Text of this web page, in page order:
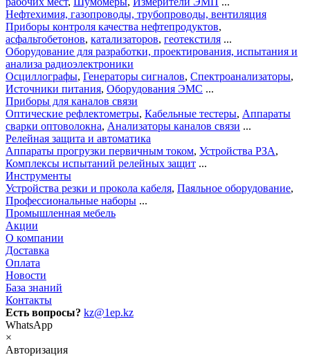
Нефтехимия, газопроводы, трубопроводы, вентиляция
Приборы контроля качества нефтепродуктов,
асфальтобетонов, катализаторов, геотекстиля ...
Оборудование для разработки, проектирования, испытания и
анализа радиоэлектроники
Осциллографы, Генераторы сигналов, Спектроанализаторы,
Источники питания, Оборудования ЭМС ...
Приборы для каналов связи
Оптические рефлектометры, Кабельные тестеры, Аппараты
сварки оптоволокна, Анализаторы каналов связи ...
Релейная защита и автоматика
Аппараты прогрузки первичным током, Устройства РЗА,
Комплексы испытаний релейных защит ...
Инструменты
Устройства резки и прокола кабеля, Паяльное оборудование,
Профессиональные наборы ...
Промышленная мебель
Акции
О компании
Доставка
Оплата
Новости
База знаний
Контакты
Есть вопросы? kz@1ep.kz
WhatsApp
×
Авторизация